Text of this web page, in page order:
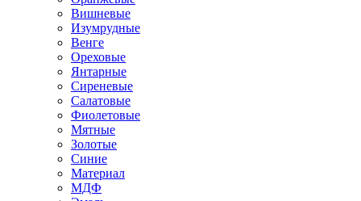
Вишневые
Изумрудные
Венге
Ореховые
Янтарные
Сиреневые
Салатовые
Фиолетовые
Мятные
Золотые
Синие
Материал
МДФ